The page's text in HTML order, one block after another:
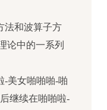
和波算子方
论中的一系列
美女啪啪啪-啪
继续在啪啪啦-